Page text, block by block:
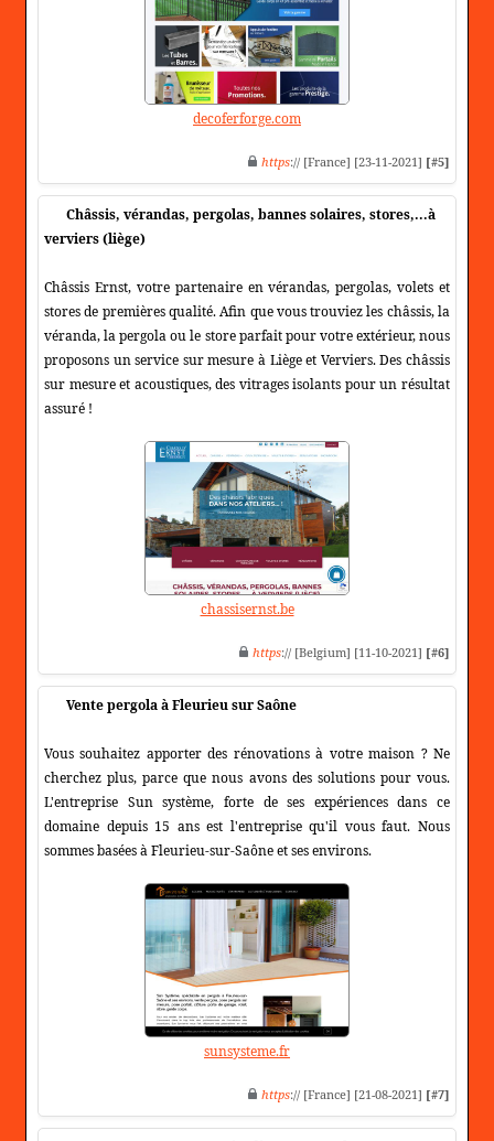
decoferforge.com
https:// [France] [23-11-2021] [#5]
Châssis, vérandas, pergolas, bannes solaires, stores,...à
verviers (liège)
Châssis Ernst, votre partenaire en vérandas, pergolas, volets et
stores de premières qualité. Afin que vous trouviez les châssis, la
véranda, la pergola ou le store parfait pour votre extérieur, nous
proposons un service sur mesure à Liège et Verviers. Des châssis
sur mesure et acoustiques, des vitrages isolants pour un résultat
assuré !
chassisernst.be
https:// [Belgium] [11-10-2021] [#6]
Vente pergola à Fleurieu sur Saône
Vous souhaitez apporter des rénovations à votre maison ? Ne
cherchez plus, parce que nous avons des solutions pour vous.
L'entreprise Sun système, forte de ses expériences dans ce
domaine depuis 15 ans est l'entreprise qu'il vous faut. Nous
sommes basées à Fleurieu-sur-Saône et ses environs.
sunsysteme.fr
https:// [France] [21-08-2021] [#7]